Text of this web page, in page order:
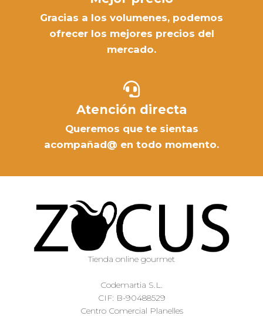
Gracias a los volumenes, podemos
ofrecer los mejores precios del
mercado.
Atención directa
Queremos que te sientas
acompañad@ en todo momento.
Tienda online gourmet
Codemartia S.L.
CIF: B-90488529
Centro Comercial Planelles